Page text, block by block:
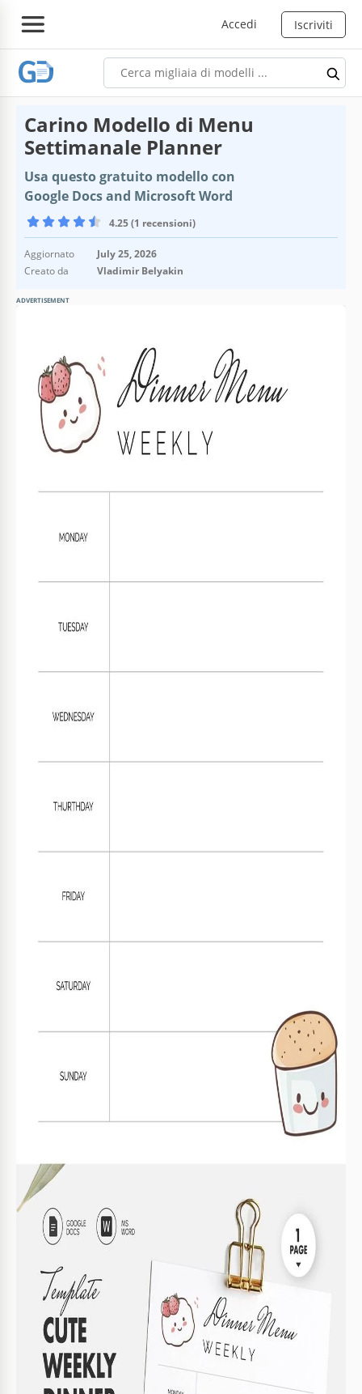
Accedi Iscriviti
Carino Modello di Menu
Settimanale Planner
Usa questo gratuito modello con
Google Docs and Microsoft Word
4.25 (1 recensioni)
Aggiornato
July 25, 2026
Creato da
Vladimir Belyakin
ADVERTISEMENT